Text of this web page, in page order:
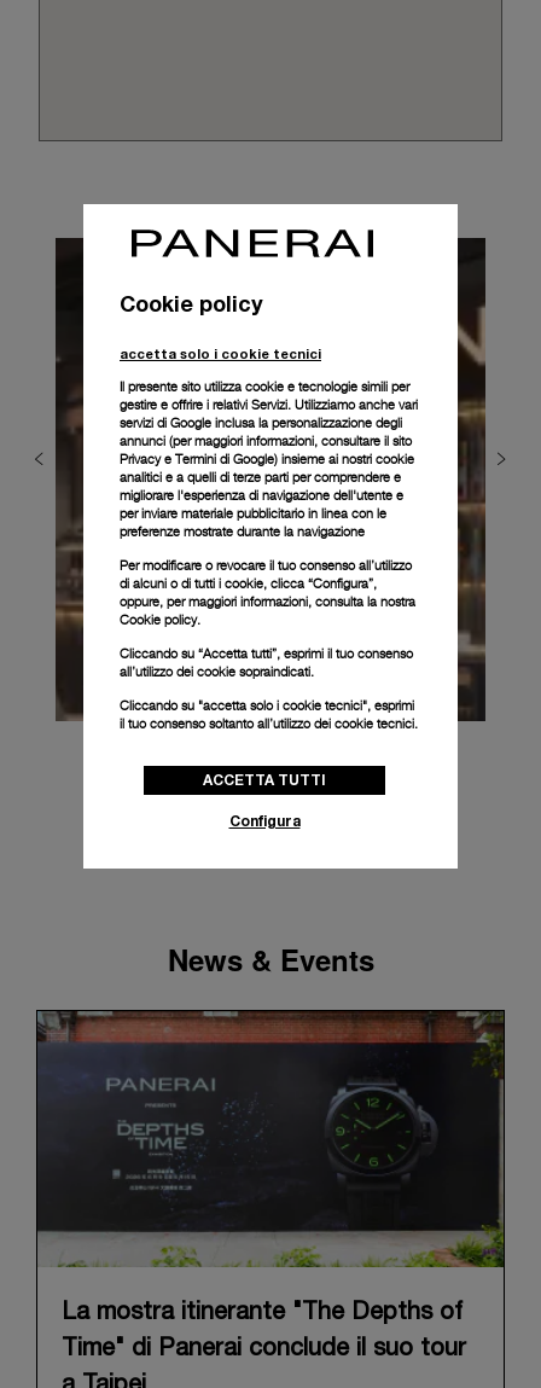
News & Events
La mostra itinerante "The Depths of
Time" di Panerai conclude il suo tour
Cookie policy
accetta solo i cookie tecnici
Il presente sito utilizza cookie e tecnologie simili per
gestire e offrire i relativi Servizi. Utilizziamo anche vari
servizi di Google inclusa la personalizzazione degli
annunci (per maggiori informazioni, consultare il sito
Privacy e Termini di Google) insieme ai nostri cookie
analitici e a quelli di terze parti per comprendere e
migliorare l'esperienza di navigazione dell'utente e
per inviare materiale pubblicitario in linea con le
preferenze mostrate durante la navigazione
Per modificare o revocare il tuo consenso all’utilizzo
di alcuni o di tutti i cookie, clicca “Configura”,
oppure, per maggiori informazioni, consulta la nostra
Cookie policy.
Cliccando su “Accetta tutti”, esprimi il tuo consenso
all’utilizzo dei cookie sopraindicati.
Cliccando su "accetta solo i cookie tecnici", esprimi
il tuo consenso soltanto all’utilizzo dei cookie tecnici.
ACCETTA TUTTI
Configura